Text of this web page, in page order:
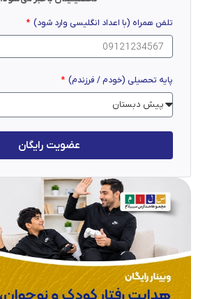
تلفن همراه (با اعداد انگلیسی وارد شود)
پایه تحصیلی (خودم / فرزندم)
عضویت رایگان